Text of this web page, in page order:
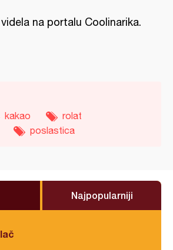
na portalu Coolinarika.
kakao
rolat
poslastica
Najpopularniji